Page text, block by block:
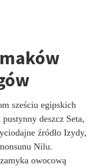
sześciu egipskich
deszcz Seta,
źródło Izydy,
Nilu.
owocową